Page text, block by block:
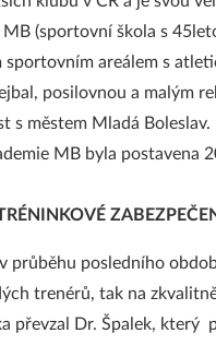
(sportovní škola s
sportovním areálem s
posilovnou a malým
s městem Mladá
MB byla postavena
v průběhu posledního
trenérů, tak na
převzal Dr. Špalek, který